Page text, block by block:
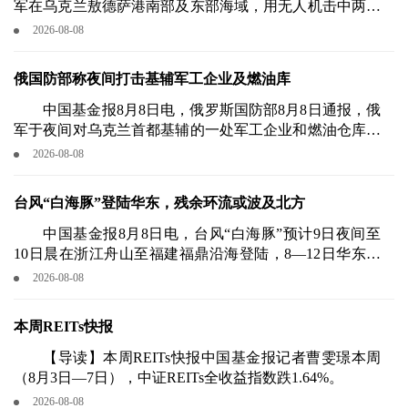
军在乌克兰敖德萨港南部及东部海域，用无人机击中两艘
正向乌港口运送武器与军事物资的干货船。
2026-08-08
俄国防部称夜间打击基辅军工企业及燃油库
中国基金报8月8日电，俄罗斯国防部8月8日通报，俄
军于夜间对乌克兰首都基辅的一处军工企业和燃油仓库实
施集群打击。
2026-08-08
台风“白海豚”登陆华东，残余环流或波及北方
中国基金报8月8日电，台风“白海豚”预计9日夜间至
10日晨在浙江舟山至福建福鼎沿海登陆，8—12日华东将
迎强风雨，浙沪苏皖闽北赣北鲁南等地有暴雨至大暴雨，
2026-08-08
本周REITs快报
【导读】本周REITs快报中国基金报记者曹雯璟本周
（8月3日—7日），中证REITs全收益指数跌1.64%。
2026-08-08